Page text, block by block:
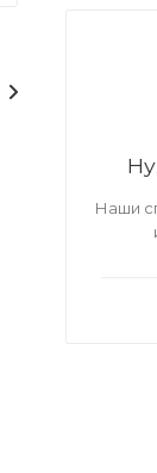
Наши